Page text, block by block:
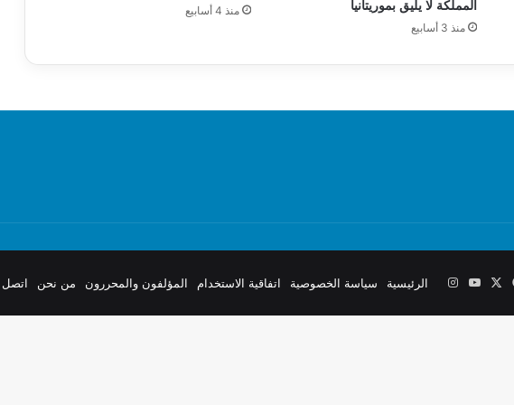
المملكة لا يليق بموريتانيا
منذ 3 أسابيع
منذ 4 أسابيع
الرئيسية سياسة الخصوصية اتفاقية الاستخدام المؤلفون والمحررون من نحن اتصل فيسبوك يوتيوبانستقرام